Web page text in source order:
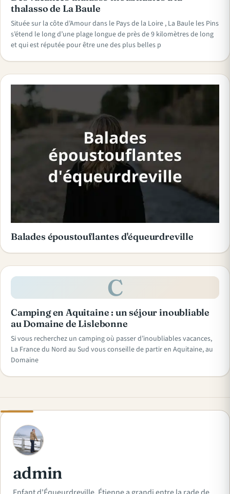
thalasso de La Baule
Située sur la côte d’Amour dans le Pays de la Loire , La Baule les Pins
s’étend le long d’une plage longue de près de 9 kilomètres de long
et qui est réputée pour être une des plus belles p
Balades époustouflantes d'équeurdreville
C
Camping en Aquitaine : un séjour inoubliable
au Domaine de Lislebonne
Si vous recherchez un camping où passer d’inoubliables vacances,
La France du Nord au Sud vous conseille de partir en Aquitaine, au
Domaine
A
admin